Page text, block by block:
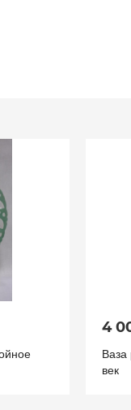
4
Ваза
век